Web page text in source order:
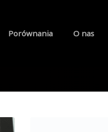
Porównania O nas